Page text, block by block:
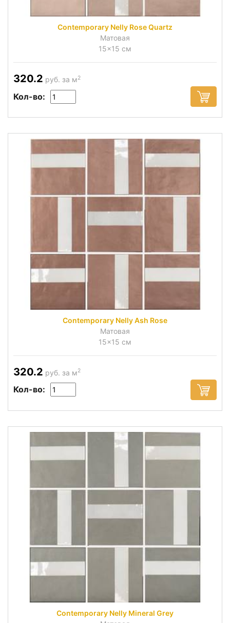
Contemporary Nelly Rose Quartz
Матовая
15x15 см
320.2 руб. за м2
Кол-во:
Contemporary Nelly Ash Rose
Матовая
15x15 см
320.2 руб. за м2
Кол-во:
Contemporary Nelly Mineral Grey